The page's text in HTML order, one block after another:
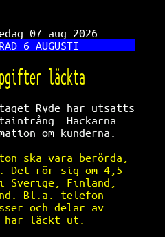
07 aug 2026
6 AUGUSTI
uppgifter läckta
Ryde har utsatts
Hackarna
om kunderna.
ska vara berörda,
Det rör sig om 4,5
i Sverige, Finland,
Bl.a. telefon-
och delar av
har läckt ut.